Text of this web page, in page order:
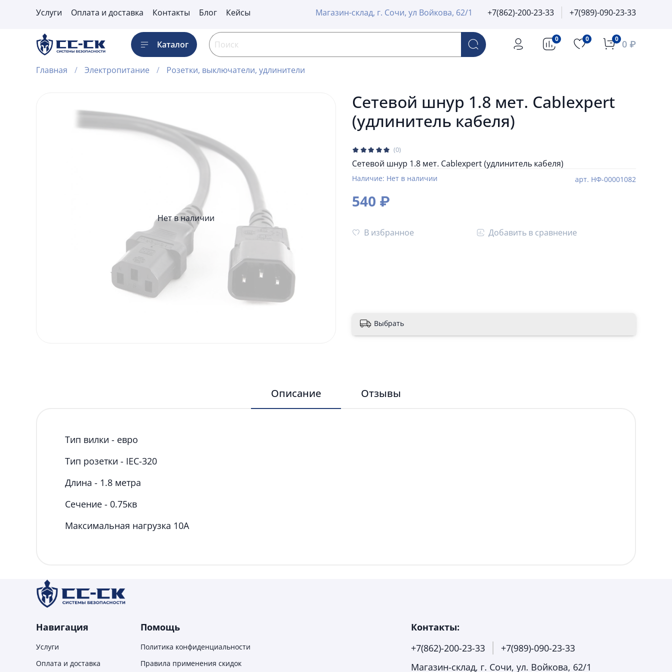
Услуги Оплата и доставка Контакты Блог Кейсы Магазин-склад, г. Сочи, ул Войкова, 62/1 +7(862)-200-23-33 +7(989)-090-23-33
Каталог
0 0 0 0 ₽
Главная Электропитание Розетки, выключатели, удлинители
Нет в наличии
(0)
арт. НФ-00001082
Наличие: Нет в наличии
Сетевой шнур 1.8 мет. Cablexpert
(удлинитель кабеля)
540 ₽
В избранное Добавить в сравнение
Сетевой шнур 1.8 мет. Cablexpert (удлинитель кабеля)
Выбрать
Описание Отзывы
Тип вилки - евро
Тип розетки - IEC-320
Длина - 1.8 метра
Сечение - 0.75кв
Максимальная нагрузка 10А
Навигация
Услуги
Оплата и доставка
Помощь
Политика конфиденциальности
Правила применения скидок
Контакты:
+7(862)-200-23-33
+7(989)-090-23-33
Магазин-склад, г. Сочи, ул. Войкова, 62/1